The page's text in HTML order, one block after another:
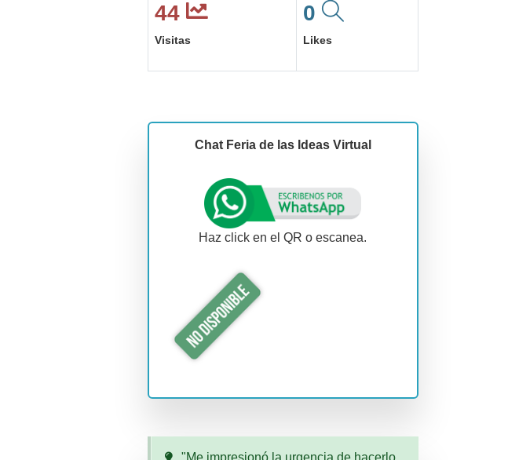
44
Visitas
0
Likes
Chat Feria de las Ideas Virtual
Haz click en el QR o escanea.
"Me impresionó la urgencia de hacerlo.